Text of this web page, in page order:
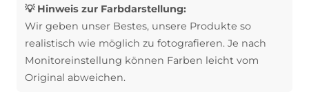
💡 Hinweis zur Farbdarstellung:
Wir geben unser Bestes, unsere Produkte so
realistisch wie möglich zu fotografieren. Je nach
Monitoreinstellung können Farben leicht vom
Original abweichen.